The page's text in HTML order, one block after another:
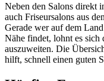
Neben den Salons direkt
auch Friseursalons aus
Gerade wer auf dem
Nähe findet, lohnt es sich
auszuweiten. Die
hilft, schnell einen guten